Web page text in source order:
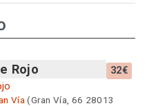
Rojo 32€
Vía (Gran Vía, 66 28013